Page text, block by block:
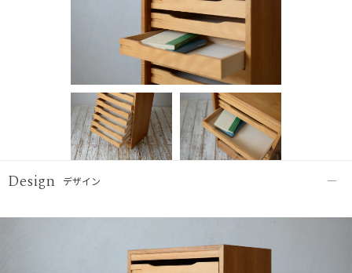
Design デザイン